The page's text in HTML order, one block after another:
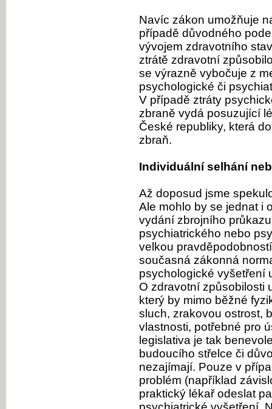
Navíc zákon umožňuje
případě důvodného
vývojem zdravotního
ztrátě zdravotní
se výrazně vybočuje z
psychologické či
V případě ztráty
zbraně vydá posuzující
České republiky, která
zbraň.
Individuální selhání
Až doposud jsme
Ale mohlo by se jednat i
vydání zbrojního
psychiatrického nebo
velkou
současná zákonná
psychologické vyšetření
O zdravotní způsobilosti
který by mimo běžné
sluch, zrakovou ostrost,
vlastnosti, potřebné pro
legislativa je tak
budoucího střelce či
nezajímají. Pouze v
problém (například
praktický lékař odeslat